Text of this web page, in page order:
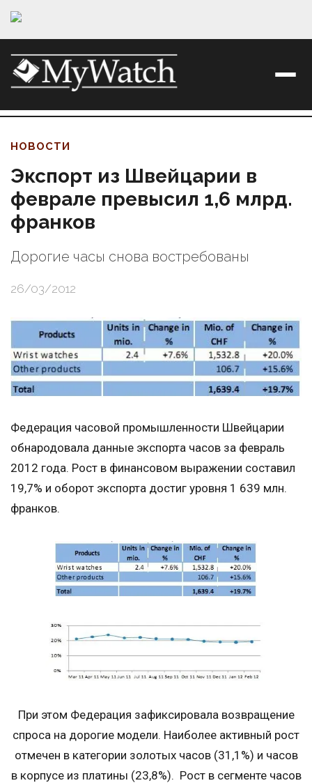
НОВОСТИ
Экспорт из Швейцарии в
феврале превысил 1,6 млрд.
франков
Дорогие часы снова востребованы
26/03/2012
Федерация часовой промышленности Швейцарии
обнародовала данные экспорта часов за февраль
2012 года. Рост в финансовом выражении составил
19,7% и оборот экспорта достиг уровня 1 639 млн.
франков.
При этом Федерация зафиксировала возвращение
спроса на дорогие модели. Наиболее активный рост
отмечен в категории золотых часов (31,1%) и часов
в корпусе из платины (23,8%). Рост в сегменте часов